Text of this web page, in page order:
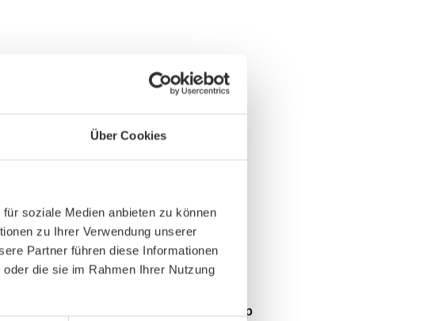
Über Cookies
soziale Medien anbieten zu können
zu Ihrer Verwendung unserer
Partner führen diese Informationen
die sie im Rahmen Ihrer Nutzung
pnp